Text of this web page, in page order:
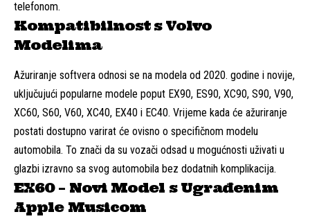
telefonom.
Kompatibilnost s Volvo
Modelima
Ažuriranje softvera odnosi se na modela od 2020. godine i novije,
uključujući popularne modele poput EX90, ES90, XC90, S90, V90,
XC60, S60, V60, XC40, EX40 i EC40. Vrijeme kada će ažuriranje
postati dostupno varirat će ovisno o specifičnom modelu
automobila. To znači da su vozači odsad u mogućnosti uživati u
glazbi izravno sa svog automobila bez dodatnih komplikacija.
EX60 – Novi Model s Ugrađenim
Apple Musicom